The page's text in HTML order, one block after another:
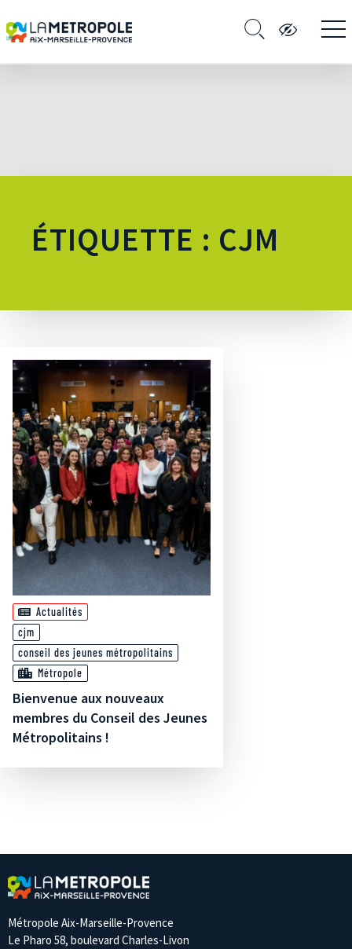
ÉTIQUETTE : CJM
Actualités
cjm
conseil des jeunes métropolitains
Métropole
Bienvenue aux nouveaux
membres du Conseil des Jeunes
Métropolitains !
Métropole Aix-Marseille-Provence
Le Pharo 58, boulevard Charles-Livon